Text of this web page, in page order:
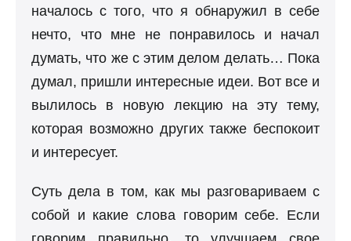
началось с того, что я обнаружил в себе
нечто, что мне не понравилось и начал
думать, что же с этим делом делать… Пока
думал, пришли интересные идеи. Вот все и
вылилось в новую лекцию на эту тему,
которая возможно других также беспокоит
и интересует.
Суть дела в том, как мы разговариваем с
собой и какие слова говорим себе. Если